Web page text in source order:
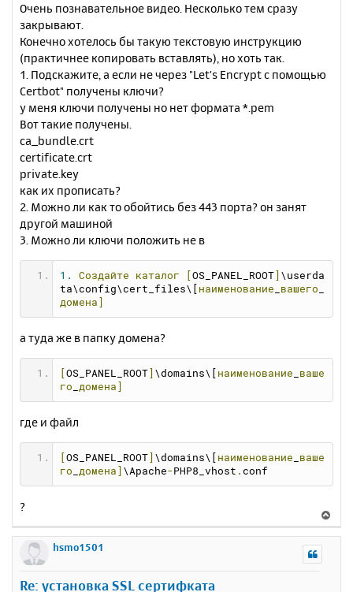
Очень познавательное видео. Несколько тем сразу
закрывают.
Конечно хотелось бы такую текстовую инструкцию
(практичнее копировать вставлять), но хоть так.
1. Подскажите, а если не через "Let's Encrypt с помощью
Certbot" получены ключи?
у меня ключи получены но нет формата *.pem
Вот такие получены.
ca_bundle.crt
certificate.crt
private.key
как их прописать?
2. Можно ли как то обойтись без 443 порта? он занят
другой машиной
3. Можно ли ключи положить не в
1. Создайте каталог OS_PANEL_ROOT \userda
ta\config\cert_files\[ наименование вашего
домена]
а туда же в папку домена?
OS_PANEL_ROOT \domains\[ наименование
ваше
го домена]
где и файл
OS_PANEL_ROOT \domains\[ наименование
ваше
го домена] \Apache-PHP8_vhost . conf
?
е
hsmo1501
Re: установка SSL сертифката